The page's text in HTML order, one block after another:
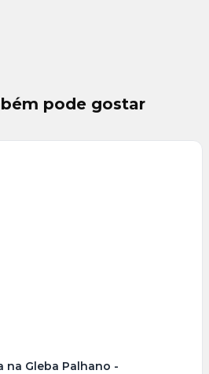
pode gostar
na Gleba Palhano -